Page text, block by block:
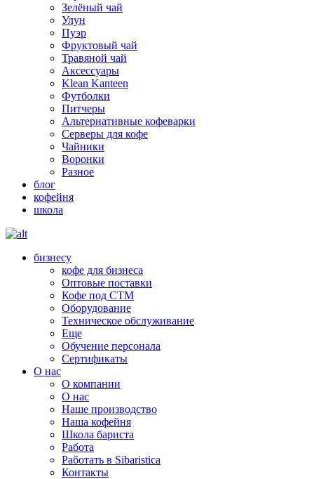
Зелёный чай
Улун
Пуэр
Фруктовый чай
Травяной чай
Аксессуары
Klean Kanteen
Футболки
Питчеры
Альтернативные кофеварки
Серверы для кофе
Чайники
Воронки
Разное
блог
кофейня
школа
бизнесу
кофе для бизнеса
Оптовые поставки
Кофе под СТМ
Оборудование
Техническое обслуживание
Еще
Обучение персонала
Сертификаты
О нас
O компании
О нас
Наше производство
Наша кофейня
Школа бариста
Работа
Работать в Sibaristica
Контакты